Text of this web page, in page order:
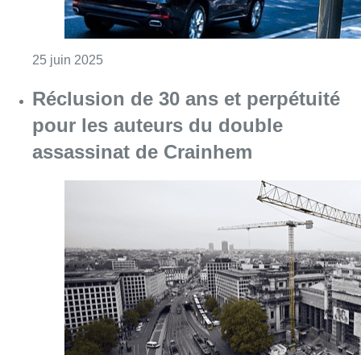
Consulter l'article "Réclusion de 30 ans et
Partager l'article
Facebook
TwitterWhatsApp
Share
27 mai 2023- 18h33